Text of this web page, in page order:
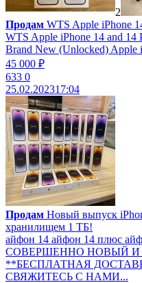
2
Продам WTS Apple iPhone
WTS Apple iPhone 14 and
Brand New (Unlocked) Apple
45 000 ₽
633 0
25.02.202317:04
Продам Новый выпуск
хранилищем 1 ТБ!
айфон 14 айфон 14 плюс
СОВЕРШЕННО НОВЫЙ И
**БЕСПЛАТНАЯ
СВЯЖИТЕСЬ С НАМИ...